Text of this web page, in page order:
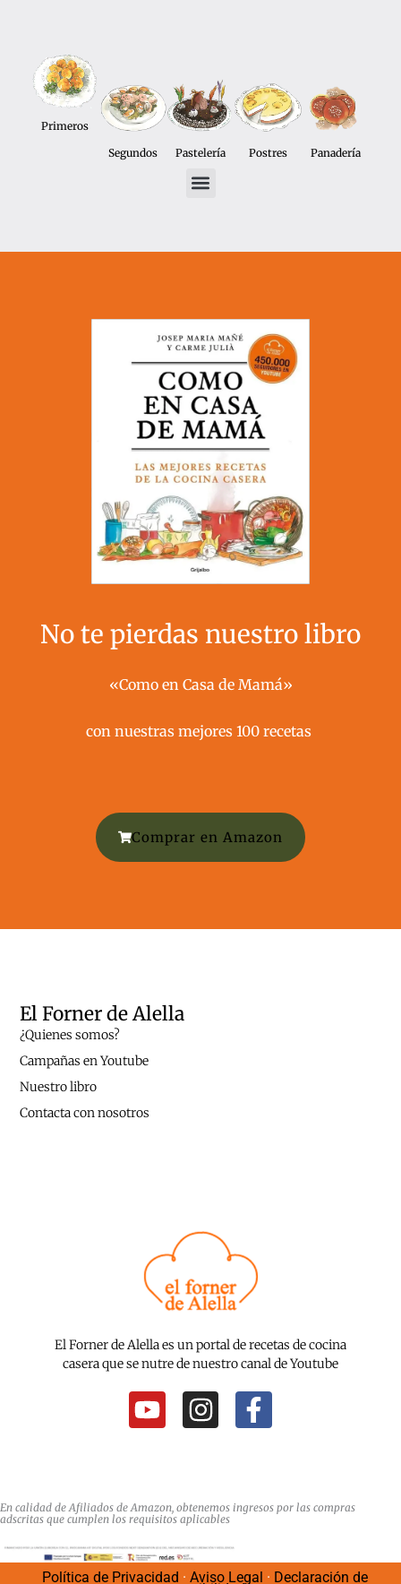
Primeros
Segundos
Pastelería Postres Panadería
No te pierdas nuestro libro
«Como en Casa de Mamá»
con nuestras mejores 100 recetas ​
Comprar en Amazon
El Forner de Alella es un portal de recetas de cocina
casera que se nutre de nuestro canal de Youtube
Y
o
u
b
e
I
n
a
g
r
F
a
b
o
El Forner de Alella
¿Quienes somos?
Campañas en Youtube
Nuestro libro
Contacta con nosotros
En calidad de Afiliados de Amazon, obtenemos ingresos por las compras
adscritas que cumplen los requisitos aplicables
Política de Privacidad · Aviso Legal · Declaración de